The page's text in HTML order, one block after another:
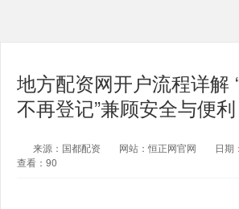
地方配资网开户流程详解
不再登记”兼顾安全与便利
来源：国都配资 网站：恒正网官网
日期
查看：90